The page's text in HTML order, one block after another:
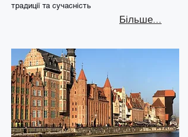
традиції та сучасність
Більше...